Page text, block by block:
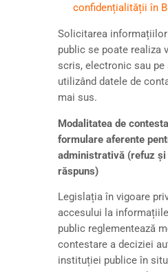
confidențialității în
Solicitarea
public se poate realiza
scris, electronic sau pe
utilizând datele de
mai sus.
Modalitatea de
formulare aferente
administrativă (refuz
răspuns)
Legislația în vigoare
accesului la
public reglementează
contestare a deciziei
instituției publice în